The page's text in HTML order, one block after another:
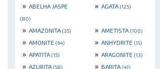
» ABELHA JASPE
(80)
» AGATA (125)
» AMAZONITA (35) » AMETISTA (100)
» AMONITE (64) » ANHYDRITE (15)
» APATITA (15) » ARAGONITE (13)
» AZURITA (58) » BARITA (41)